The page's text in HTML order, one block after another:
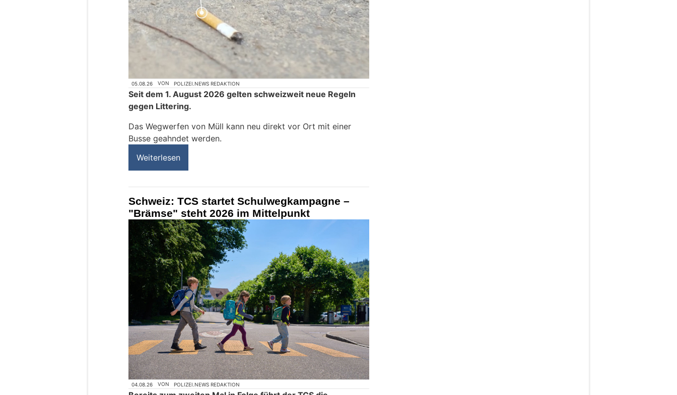
05.08.26 VON POLIZEI.NEWS REDAKTION
Seit dem 1. August 2026 gelten schweizweit neue Regeln
gegen Littering.
Das Wegwerfen von Müll kann neu direkt vor Ort mit einer
Busse geahndet werden.
Weiterlesen
Schweiz: TCS startet Schulwegkampagne –
"Brämse" steht 2026 im Mittelpunkt
04.08.26 VON POLIZEI.NEWS REDAKTION